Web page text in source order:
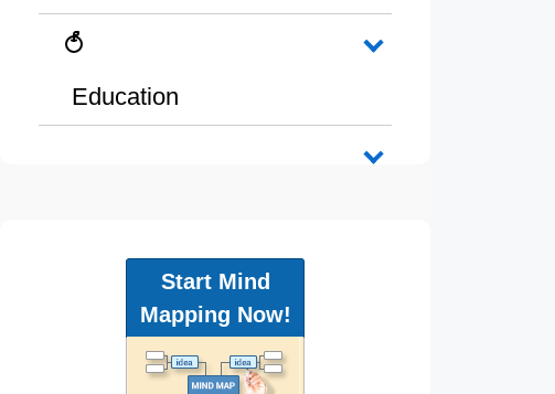
Education
Start Mind
Mapping Now!